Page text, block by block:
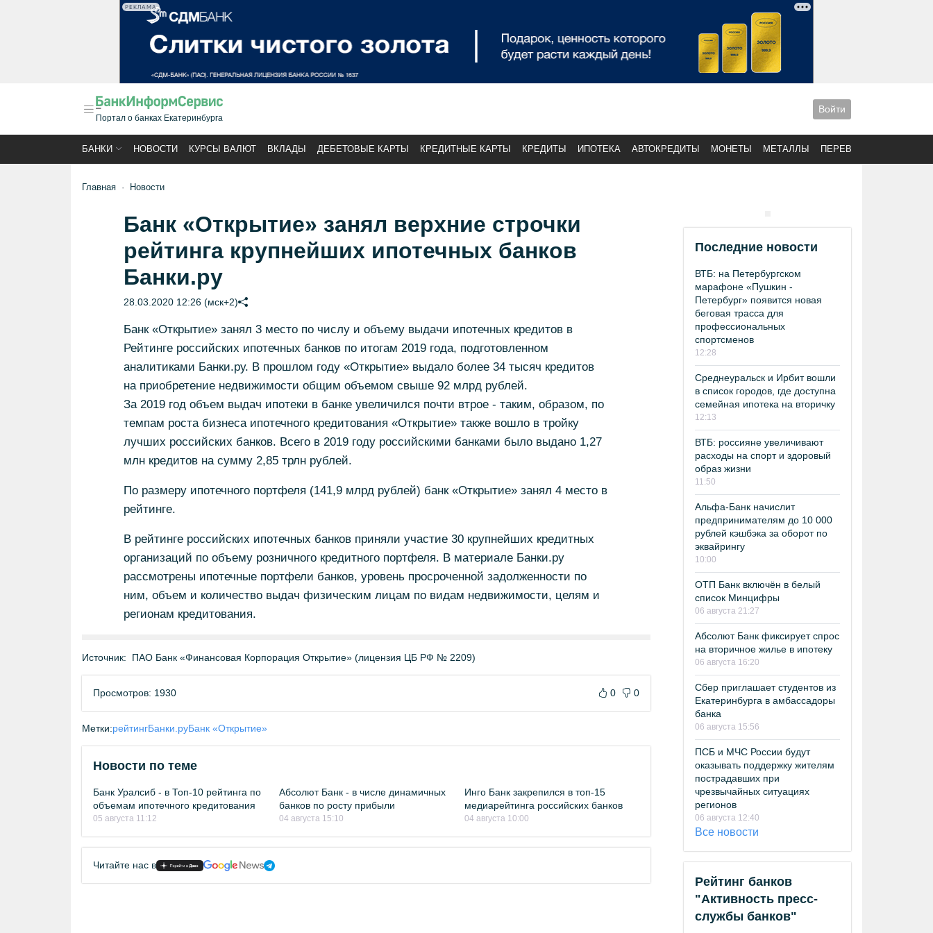
РЕКЛАМА
Портал о банках Екатеринбурга
Войти
БАНКИ НОВОСТИ КУРСЫ ВАЛЮТ ВКЛАДЫ ДЕБЕТОВЫЕ КАРТЫ КРЕДИТНЫЕ КАРТЫ КРЕДИТЫ ИПОТЕКА АВТОКРЕДИТЫ МОНЕТЫ МЕТАЛЛЫ ПЕРЕВОДЫ
Главная Новости
Банк «Открытие» занял верхние строчки
рейтинга крупнейших ипотечных банков
Банки.ру
28.03.2020 12:26 (мск+2)
Банк «Открытие» занял 3 место по числу и объему выдачи ипотечных кредитов в
Рейтинге российских ипотечных банков по итогам 2019 года, подготовленном
аналитиками Банки.ру. В прошлом году «Открытие» выдало более 34 тысяч кредитов
на приобретение недвижимости общим объемом свыше 92 млрд рублей.
За 2019 год объем выдач ипотеки в банке увеличился почти втрое - таким, образом, по
темпам роста бизнеса ипотечного кредитования «Открытие» также вошло в тройку
лучших российских банков. Всего в 2019 году российскими банками было выдано 1,27
млн кредитов на сумму 2,85 трлн рублей.
По размеру ипотечного портфеля (141,9 млрд рублей) банк «Открытие» занял 4 место в
рейтинге.
В рейтинге российских ипотечных банков приняли участие 30 крупнейших кредитных
организаций по объему розничного кредитного портфеля. В материале Банки.ру
рассмотрены ипотечные портфели банков, уровень просроченной задолженности по
ним, объем и количество выдач физическим лицам по видам недвижимости, целям и
регионам кредитования.
Источник: ПАО Банк «Финансовая Корпорация Открытие» (лицензия ЦБ РФ № 2209)
Просмотров: 1930 0 0
Метки:рейтингБанки.руБанк «Открытие»
Новости по теме
Банк Уралсиб - в Топ-10 рейтинга по
объемам ипотечного кредитования
05 августа 11:12
Абсолют Банк - в числе динамичных
банков по росту прибыли
04 августа 15:10
Инго Банк закрепился в топ-15
медиарейтинга российских банков
04 августа 10:00
Читайте нас в
Последние новости
ВТБ: на Петербургском
марафоне «Пушкин -
Петербург» появится новая
беговая трасса для
профессиональных
спортсменов
12:28
Среднеуральск и Ирбит вошли
в список городов, где доступна
семейная ипотека на вторичку
12:13
ВТБ: россияне увеличивают
расходы на спорт и здоровый
образ жизни
11:50
Альфа-Банк начислит
предпринимателям до 10 000
рублей кэшбэка за оборот по
эквайрингу
10:00
ОТП Банк включён в белый
список Минцифры
06 августа 21:27
Абсолют Банк фиксирует спрос
на вторичное жилье в ипотеку
06 августа 16:20
Сбер приглашает студентов из
Екатеринбурга в амбассадоры
банка
06 августа 15:56
ПСБ и МЧС России будут
оказывать поддержку жителям
пострадавших при
чрезвычайных ситуациях
регионов
06 августа 12:40
Все новости
Рейтинг банков
"Активность пресс-
службы банков"